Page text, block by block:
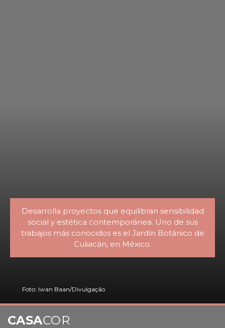
Desarrolla proyectos que equilibran sensibilidad
social y estética contemporánea. Uno de sus
trabajos más conocidos es el Jardín Botánico de
Culiacán, en México.
Foto: Iwan Baan/Divulgação
CASACOR